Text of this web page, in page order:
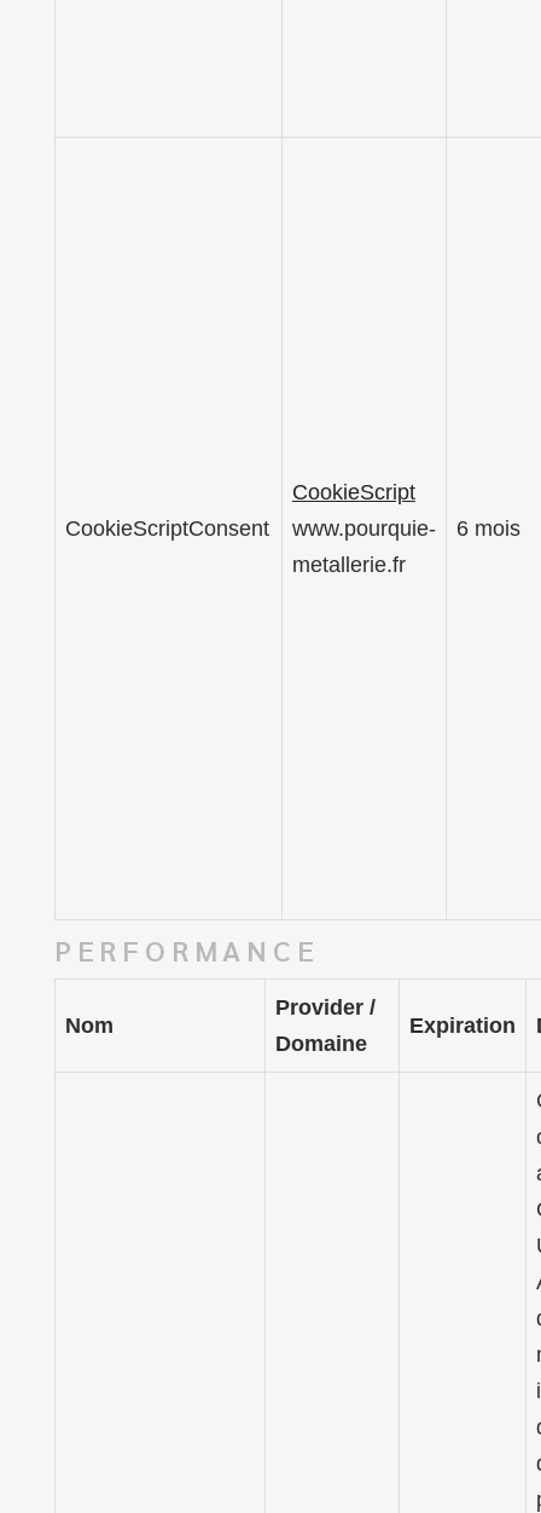
CookieScriptConsent
CookieScript
www.pourquie-
metallerie.fr
6 mois
PERFORMANCE
Nom
Provider /
Domaine
Expiration